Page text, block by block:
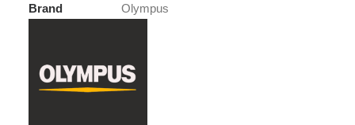
45mm
Brand
Olympus